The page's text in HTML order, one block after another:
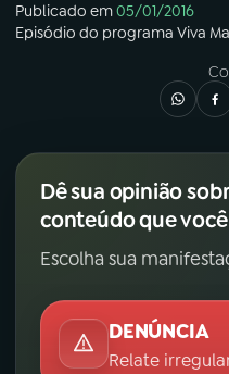
Publicado em05/01/2016
Episódio do programa Viva
Dê sua opinião
conteúdo que
Escolha sua
DENÚNCIA
Relate